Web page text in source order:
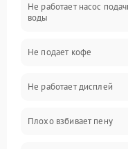
Проблемы с водой
Проблемы с
Управление и
Программное
Не работает насос
воды
Не подает кофе
Не работает дисплей
Плохо взбивает пену